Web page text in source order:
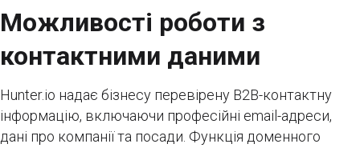
Можливості роботи з
контактними даними
Hunter.io надає бізнесу перевірену B2B-контактну
інформацію, включаючи професійні email-адреси,
дані про компанії та посади. Функція доменного